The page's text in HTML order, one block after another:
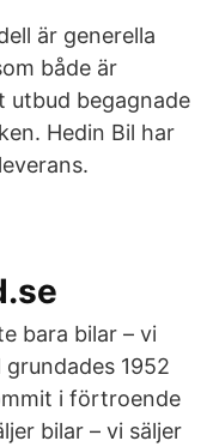
är generella
både är
utbud begagnade
Hedin Bil har
bara bilar – vi
1952
i förtroende
bilar – vi säljer